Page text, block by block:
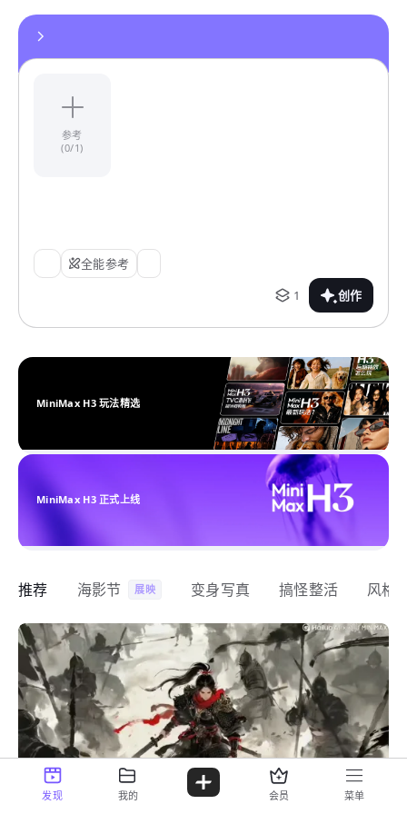
参考
(0/1)
全能参考
1
创作
MiniMax H3 玩法精选
MiniMax H3 正式上线
推荐 海影节 展映 变身写真 搞怪整活 风格
发现 我的 会员 菜单